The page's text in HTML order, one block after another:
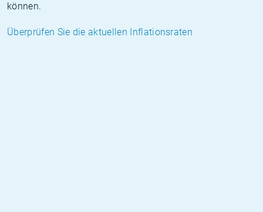
können.
Überprüfen Sie die aktuellen Inflationsraten